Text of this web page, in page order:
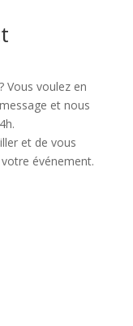
Vous voulez en
et nous
et de vous
événement.